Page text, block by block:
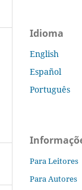
Idioma
English
Español
Português
Para Leitores
Para Autores